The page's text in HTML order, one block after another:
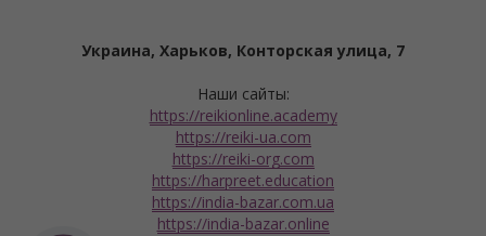
Украина, Харьков, Конторская улица, 7
Наши сайты:
https://reikionline.academy
https://reiki-ua.com
https://reiki-org.com
https://harpreet.education
https://india-bazar.com.ua
https://india-bazar.online